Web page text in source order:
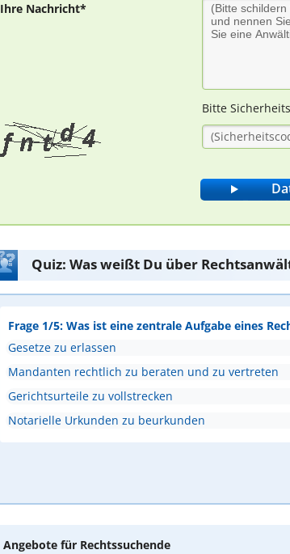
Ihre Nachricht*
Bitte
Quiz: Was weißt Du über
Frage 1/5: Was ist eine zentrale Aufgabe eines
Gesetze zu erlassen
Mandanten rechtlich zu beraten und zu vertreten
Gerichtsurteile zu vollstrecken
Notarielle Urkunden zu beurkunden
Angebote für Rechtssuchende